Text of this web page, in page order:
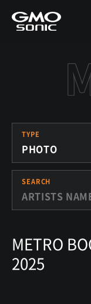
TYPE
PHOTO
SEARCH
METRO
2025